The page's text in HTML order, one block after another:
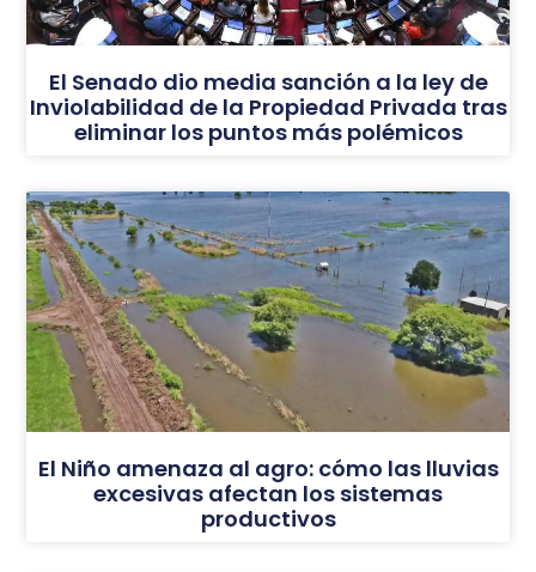
El Senado dio media sanción a la ley de
Inviolabilidad de la Propiedad Privada tras
eliminar los puntos más polémicos
El Niño amenaza al agro: cómo las lluvias
excesivas afectan los sistemas
productivos